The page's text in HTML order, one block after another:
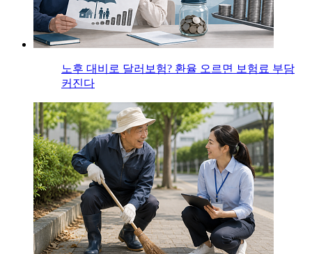
노후 대비로 달러보험? 환율 오르면 보험료 부담
커진다